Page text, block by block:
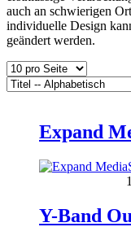
auch an schwierigen
individuelle Design
geändert werden.
Expand
Y-Band